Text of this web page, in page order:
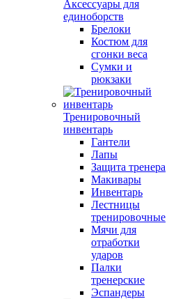
Аксессуары для
единоборств
Брелоки
Костюм для
сгонки веса
Сумки и
рюкзаки
Тренировочный
инвентарь
Гантели
Лапы
Защита тренера
Макивары
Инвентарь
Лестницы
тренировочные
Мячи для
отработки
ударов
Палки
тренерские
Эспандеры